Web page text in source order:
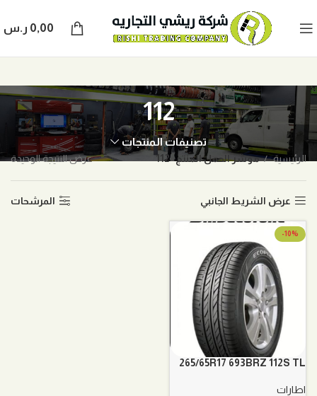
0,00 ر.س
112
تصنيفات المنتجات
الرئيسية موشر الحمل المنتج 112 عرض النتيجة الوحيدة
عرض الشريط الجانبي المرشحات
-10%
265/65R17 693BRZ 112S TL
اطارات